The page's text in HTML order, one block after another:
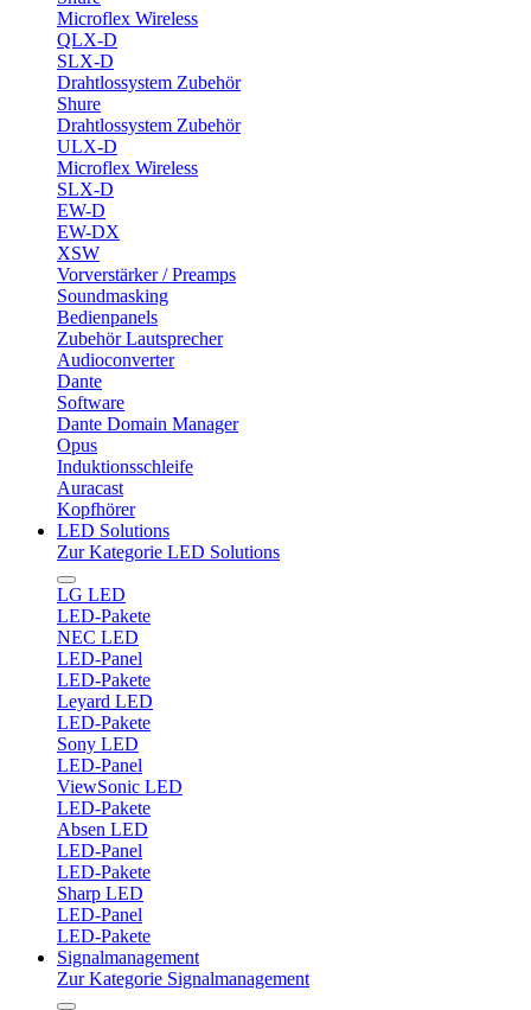
Microflex Wireless
QLX-D
SLX-D
Drahtlossystem Zubehör
Shure
Drahtlossystem Zubehör
ULX-D
Microflex Wireless
SLX-D
EW-D
EW-DX
XSW
Vorverstärker / Preamps
Soundmasking
Bedienpanels
Zubehör Lautsprecher
Audioconverter
Dante
Software
Dante Domain Manager
Opus
Induktionsschleife
Auracast
Kopfhörer
LED Solutions
Zur Kategorie LED Solutions
LG LED
LED-Pakete
NEC LED
LED-Panel
LED-Pakete
Leyard LED
LED-Pakete
Sony LED
LED-Panel
ViewSonic LED
LED-Pakete
Absen LED
LED-Panel
LED-Pakete
Sharp LED
LED-Panel
LED-Pakete
Signalmanagement
Zur Kategorie Signalmanagement